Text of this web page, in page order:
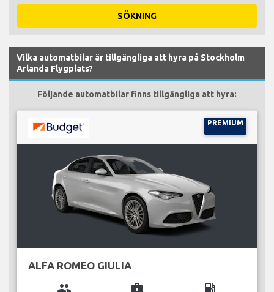
SÖKNING
Vilka automatbilar är tillgängliga att hyra på Stockholm
Arlanda Flygplats?
Följande automatbilar finns tillgängliga att hyra:
PREMIUM
ALFA ROMEO GIULIA
group business_center local_gas_station